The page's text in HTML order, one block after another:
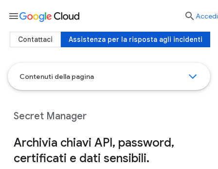
Contenuti della pagina
Secret Manager
Archivia chiavi API, password,
certificati e dati sensibili.
menu  Accedi
Assistenza per la risposta agli incidenti
Contattaci